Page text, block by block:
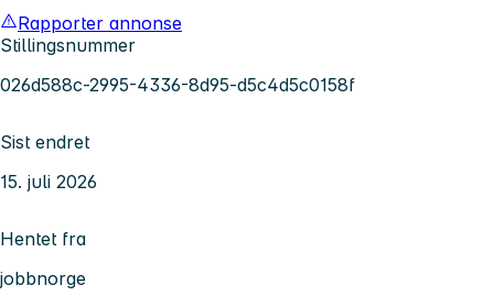
Rapporter annonse
Stillingsnummer
026d588c-2995-4336-8d95-d5c4d5c0158f
Sist endret
15. juli 2026
Hentet fra
jobbnorge